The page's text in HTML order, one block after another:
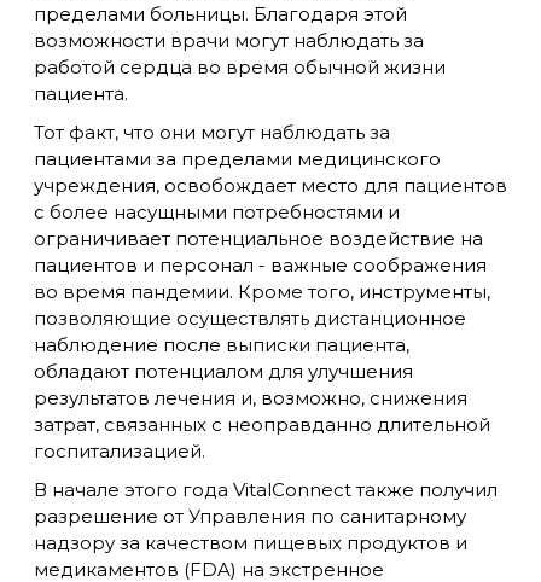
пределами больницы. Благодаря этой
возможности врачи могут наблюдать за
работой сердца во время обычной жизни
пациента.
Тот факт, что они могут наблюдать за
пациентами за пределами медицинского
учреждения, освобождает место для пациентов
с более насущными потребностями и
ограничивает потенциальное воздействие на
пациентов и персонал - важные соображения
во время пандемии. Кроме того, инструменты,
позволяющие осуществлять дистанционное
наблюдение после выписки пациента,
обладают потенциалом для улучшения
результатов лечения и, возможно, снижения
затрат, связанных с неоправданно длительной
госпитализацией.
В начале этого года VitalConnect также получил
разрешение от Управления по санитарному
надзору за качеством пищевых продуктов и
медикаментов (FDA) на экстренное